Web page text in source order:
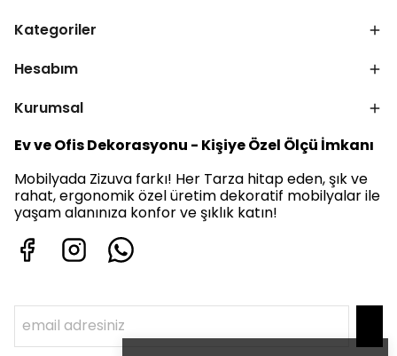
Kategoriler
Hesabım
Kurumsal
Ev ve Ofis Dekorasyonu - Kişiye Özel Ölçü İmkanı
Mobilyada Zizuva farkı! Her Tarza hitap eden, şık ve
rahat, ergonomik özel üretim dekoratif mobilyalar ile
yaşam alanınıza konfor ve şıklık katın!